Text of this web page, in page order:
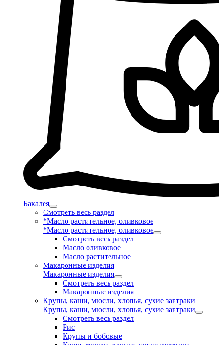
Бакалея
Смотреть весь раздел
*Масло растительное, оливковое
*Масло растительное, оливковое
Смотреть весь раздел
Масло оливковое
Масло растительное
Макаронные изделия
Макаронные изделия
Смотреть весь раздел
Макаронные изделия
Крупы, каши, мюсли, хлопья, сухие завтраки
Крупы, каши, мюсли, хлопья, сухие завтраки
Смотреть весь раздел
Рис
Крупы и бобовые